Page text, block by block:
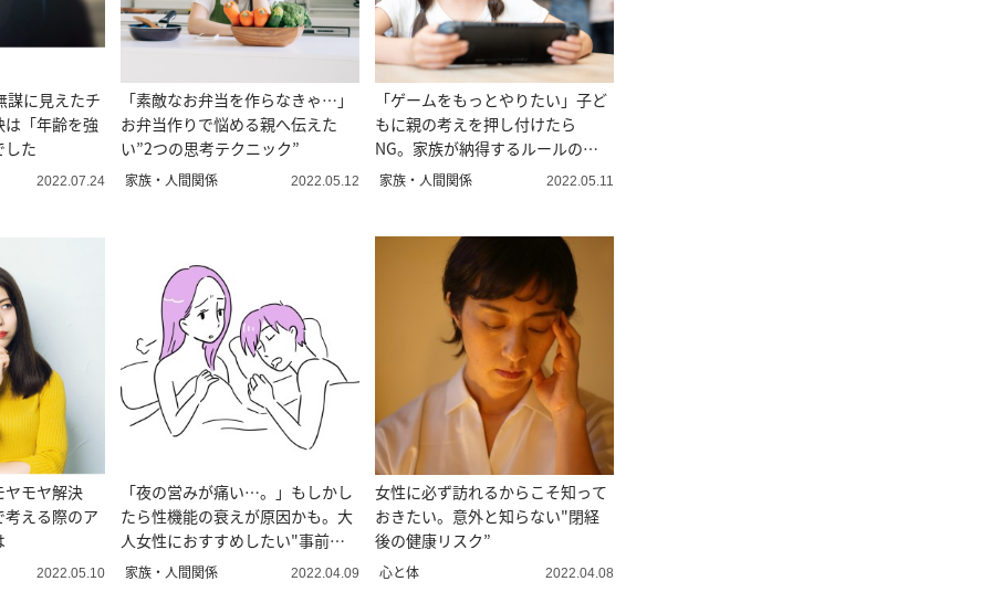
謀に見えたチ
「年齢を強
した
2022.07.24
「素敵なお弁当を作らなきゃ…」
お弁当作りで悩める親へ伝えた
い”2つの思考テクニック”
家族・人間関係 2022.05.12
「ゲームをもっとやりたい」子ど
もに親の考えを押し付けたら
NG。家族が納得するルールの作
り方
家族・人間関係 2022.05.11
ヤモヤ解決
える際のア
2022.05.10
「夜の営みが痛い…。」もしかし
たら性機能の衰えが原因かも。大
人女性におすすめしたい"事前準
備”とは
家族・人間関係 2022.04.09
女性に必ず訪れるからこそ知って
おきたい。意外と知らない"閉経
後の健康リスク”
心と体 2022.04.08